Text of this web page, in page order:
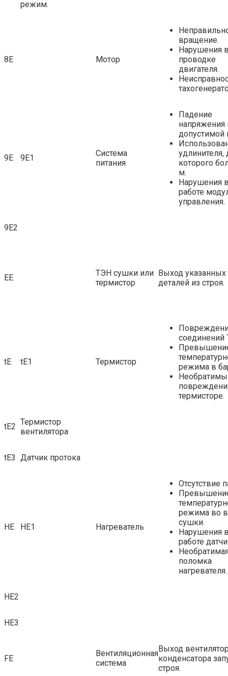
режим.
8Е Мотор
вращение.
Нарушения
проводке
двигателя.
9Е 9Е1
Система
питания
Падение
удлинителя,
которого
м.
Нарушения
работе
управления.
9Е2
ЕЕ
ТЭН сушки или
термистор
Выход указанных
деталей из строя.
tE tE1 Термистор
соединений
режима в
термисторе.
tE2 Термистор
вентилятора
tE3 Датчик протока
НЕ НЕ1 Нагреватель
Отсутствие
режима во
сушки.
Нарушения
работе
поломка
нагревателя.
НЕ2
НЕ3
FE
Вентиляционная
система
Выход
конденсатора
строя.